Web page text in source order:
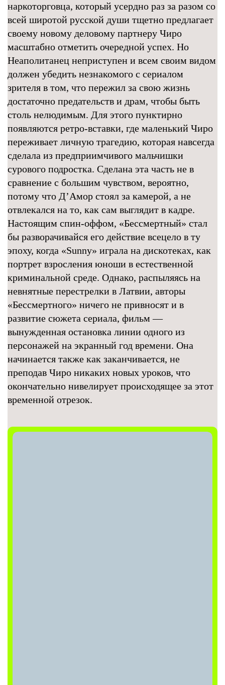
наркоторговца, который усердно раз за разом со
всей широтой русской души тщетно предлагает
своему новому деловому партнеру Чиро
масштабно отметить очередной успех. Но
Неаполитанец неприступен и всем своим видом
должен убедить незнакомого с сериалом
зрителя в том, что пережил за свою жизнь
достаточно предательств и драм, чтобы быть
столь нелюдимым. Для этого пунктирно
появляются ретро-вставки, где маленький Чиро
переживает личную трагедию, которая навсегда
сделала из предприимчивого мальчишки
сурового подростка. Сделана эта часть не в
сравнение с большим чувством, вероятно,
потому что Д’Амор стоял за камерой, а не
отвлекался на то, как сам выглядит в кадре.
Настоящим спин-оффом, «Бессмертный» стал
бы разворачивайся его действие всецело в ту
эпоху, когда «Sunny» играла на дискотеках, как
портрет взросления юноши в естественной
криминальной среде. Однако, распыляясь на
невнятные перестрелки в Латвии, авторы
«Бессмертного» ничего не привносят и в
развитие сюжета сериала, фильм —
вынужденная остановка линии одного из
персонажей на экранный год времени. Она
начинается также как заканчивается, не
преподав Чиро никаких новых уроков, что
окончательно нивелирует происходящее за этот
временной отрезок.